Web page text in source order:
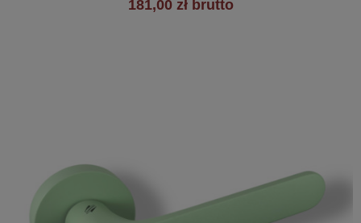
181,00 zł brutto